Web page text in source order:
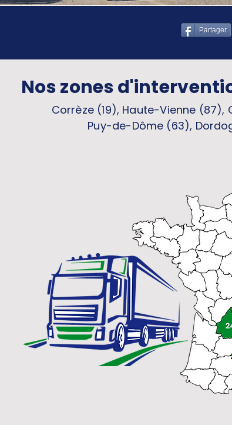
Partager
Nos zones
Corrèze (19), Haute-Vienne (87),
Puy-de-Dôme (63),